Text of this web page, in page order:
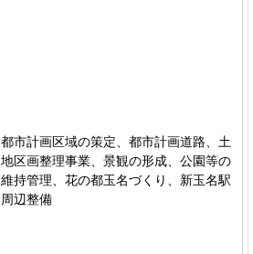
都市計画区域の策定、都市計画道路、土
地区画整理事業、景観の形成、公園等の
維持管理、花の都玉名づくり、新玉名駅
周辺整備